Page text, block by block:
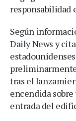
responsabilidad
Según
Daily News y
tras el
encendida sobre
entrada del